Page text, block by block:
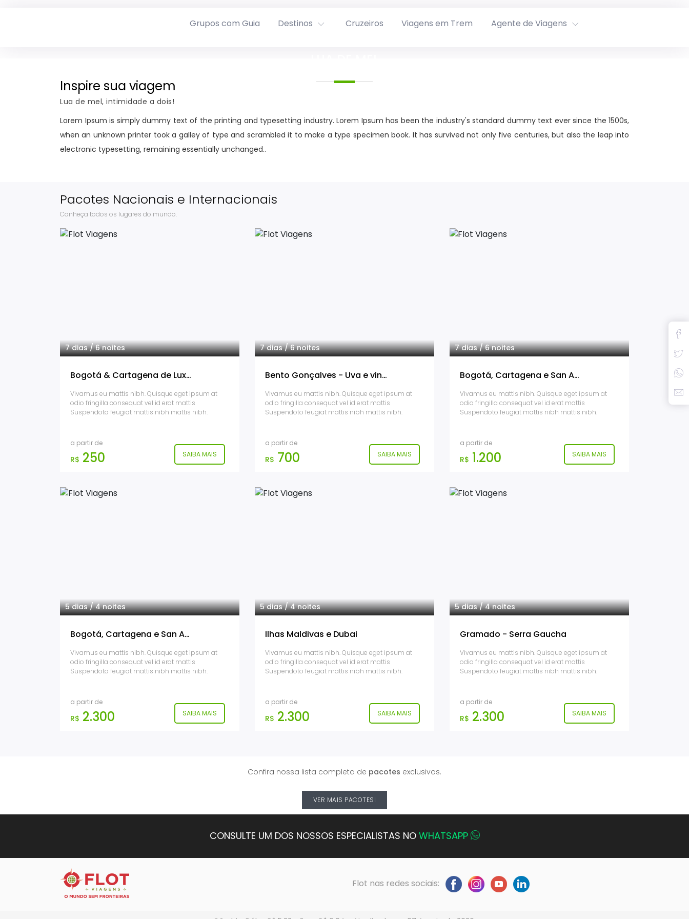
Grupos com Guia Destinos Cruzeiros Viagens em Trem Agente de Viagens
Inspire sua viagem
Lua de mel, intimidade a dois!
Lorem Ipsum is simply dummy text of the printing and typesetting industry. Lorem Ipsum has been the industry's standard dummy text ever since the 1500s,
when an unknown printer took a galley of type and scrambled it to make a type specimen book. It has survived not only five centuries, but also the leap into
electronic typesetting, remaining essentially unchanged..
Pacotes Nacionais e Internacionais
Conheça todos os lugares do mundo.
7 dias / 6 noites
Bogotá & Cartagena de Luxo - com hotéis Sofitel
Vivamus eu mattis nibh. Quisque eget ipsum at
odio fringilla consequat vel id erat mattis
Suspendoto feugiat mattis nibh mattis nibh.
a partir de
R$ 250 SAIBA MAIS
7 dias / 6 noites
Bento Gonçalves - Uva e vinho clássico
Vivamus eu mattis nibh. Quisque eget ipsum at
odio fringilla consequat vel id erat mattis
Suspendoto feugiat mattis nibh mattis nibh.
a partir de
R$ 700 SAIBA MAIS
7 dias / 6 noites
Bogotá, Cartagena e San Andrés
Vivamus eu mattis nibh. Quisque eget ipsum at
odio fringilla consequat vel id erat mattis
Suspendoto feugiat mattis nibh mattis nibh.
a partir de
R$ 1.200 SAIBA MAIS
5 dias / 4 noites
Bogotá, Cartagena e San Andrés
Vivamus eu mattis nibh. Quisque eget ipsum at
odio fringilla consequat vel id erat mattis
Suspendoto feugiat mattis nibh mattis nibh.
a partir de
R$ 2.300 SAIBA MAIS
5 dias / 4 noites
Ilhas Maldivas e Dubai
Vivamus eu mattis nibh. Quisque eget ipsum at
odio fringilla consequat vel id erat mattis
Suspendoto feugiat mattis nibh mattis nibh.
a partir de
R$ 2.300 SAIBA MAIS
5 dias / 4 noites
Gramado - Serra Gaucha
Vivamus eu mattis nibh. Quisque eget ipsum at
odio fringilla consequat vel id erat mattis
Suspendoto feugiat mattis nibh mattis nibh.
a partir de
R$ 2.300 SAIBA MAIS
Confira nossa lista completa de pacotes exclusivos.
VER MAIS PACOTES!
CONSULTE UM DOS NOSSOS ESPECIALISTAS NO WHATSAPP
Flot nas redes sociais: